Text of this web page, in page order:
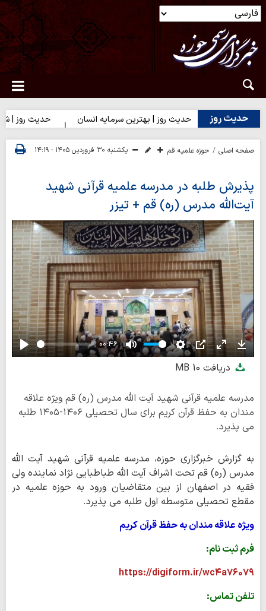
حدیث روزحدیث روز | بهترین سرمایه انسان حدیث روز |
صفحه اصلی حوزه علمیه قم یکشنبه ۳۰ فروردین ۱۴۰۵ - ۱۴:۱۹
پذیرش طلبه در مدرسه علمیه قرآنی شهید
آیت‌الله مدرس (ره) قم + تیزر
Play
00:46
Mute Settings
PIP Enter
fullscreenدریافت 10 MB
مدرسه علمیه قرآنی شهید آیت الله مدرس (ره) قم ویژه علاقه
مندان به حفظ قرآن کریم برای سال تحصیلی ۱۴۰۶-۱۴۰۵ طلبه
می پذیرد.
به گزارش خبرگزاری حوزه، مدرسه علمیه قرآنی شهید آیت الله
مدرس (ره) قم تحت اشراف آیت الله طباطبایی نژاد نماینده ولی
فقیه در اصفهان از بین متقاضیان ورود به حوزه علمیه در
مقطع تحصیلی متوسطه اول طلبه می پذیرد.
ویژه علاقه مندان به حفظ قرآن کریم
فرم ثبت نام:
https://digiform.ir/wc۴a۷۶۰۷۹
تلفن تماس: